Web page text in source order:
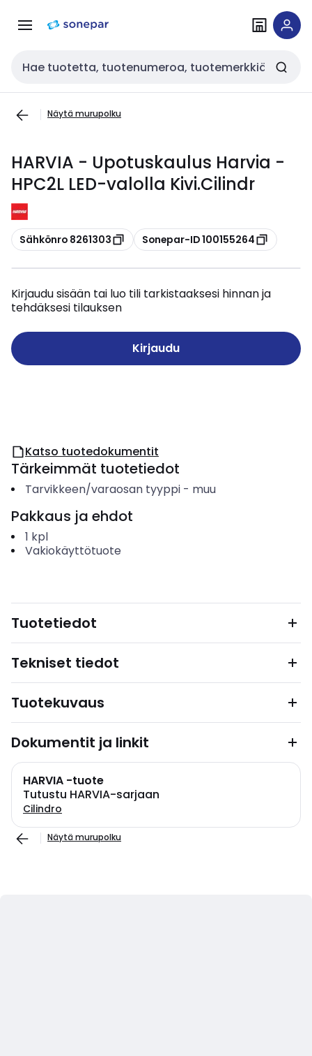
navigointiinsisältöön
Haku
Näytä murupolku
HARVIA - Upotuskaulus Harvia -
HPC2L LED-valolla Kivi.Cilindr
Kopioi
Sähkönro 8261303 Kopioi
Sonepar-ID 100155264
Kirjaudu sisään tai luo tili tarkistaaksesi hinnan ja
tehdäksesi tilauksen
Kirjaudu
Katso tuotedokumentit
Tärkeimmät tuotetiedot
Tarvikkeen/varaosan tyyppi- muu
Pakkaus ja ehdot
1 kpl
Vakiokäyttötuote
Tuotetiedot
Tekniset tiedot
Tuotekuvaus
Dokumentit ja linkit
HARVIA -tuote
Tutustu HARVIA-sarjaan
Cilindro
Näytä murupolku